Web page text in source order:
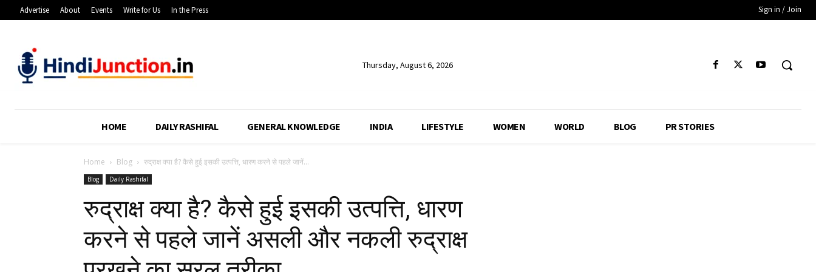
Advertise About Events Write for Us In the Press Sign in / Join
Thursday, August 6, 2026
HOME DAILY RASHIFAL GENERAL KNOWLEDGE INDIA LIFESTYLE WOMEN WORLD BLOG PR STORIES
Home Blog रुद्राक्ष क्या है? कैसे हुई इसकी उत्पत्ति, धारण करने से पहले जानें...
Blog Daily Rashifal
रुद्राक्ष क्या है? कैसे हुई इसकी उत्पत्ति, धारण
करने से पहले जानें असली और नकली रुद्राक्ष